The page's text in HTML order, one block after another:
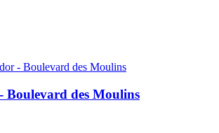
Boulevard des Moulins